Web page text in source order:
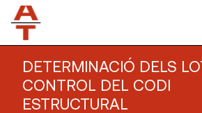
DETERMINACIÓ DELS
CONTROL DEL CODI
ESTRUCTURAL